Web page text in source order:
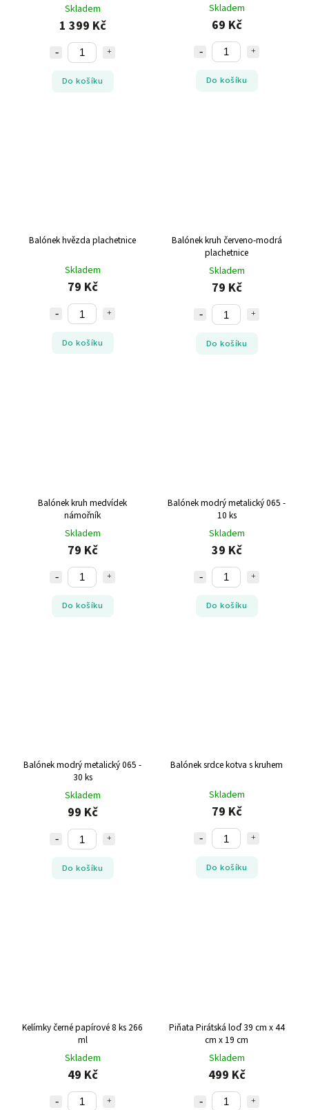
NAROZENINY
Skladem
1 399 Kč
Do košíku
Skladem
69 Kč
Do košíku
Balónek hvězda plachetnice
Skladem
79 Kč
Do košíku
Balónek kruh červeno-modrá
plachetnice
Skladem
79 Kč
Do košíku
Balónek kruh medvídek
námořník
Skladem
79 Kč
Do košíku
Balónek modrý metalický 065 -
10 ks
Skladem
39 Kč
Do košíku
Balónek modrý metalický 065 -
30 ks
Skladem
99 Kč
Do košíku
Balónek srdce kotva s kruhem
Skladem
79 Kč
Do košíku
Kelímky černé papírové 8 ks 266
ml
Skladem
49 Kč
Piňata Pirátská loď 39 cm x 44
cm x 19 cm
Skladem
499 Kč